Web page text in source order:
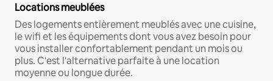
Locations meublées
Des logements entièrement meublés avec une cuisine,
le wifi et les équipements dont vous avez besoin pour
vous installer confortablement pendant un mois ou
plus. C'est l'alternative parfaite à une location
moyenne ou longue durée.